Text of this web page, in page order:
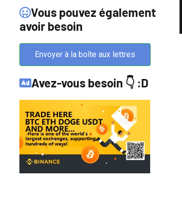
Vous pouvez également
avoir besoin
Envoyer à la boîte aux lettres
Avez-vous besoin 👇 :D